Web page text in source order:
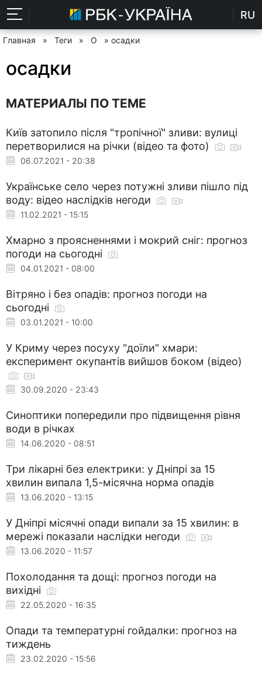
RU
Главная » Теги » О » осадки
осадки
МАТЕРИАЛЫ ПО ТЕМЕ
Київ затопило після "тропічної" зливи: вулиці
перетворилися на річки (відео та фото)
06.07.2021 - 20:38
Українське село через потужні зливи пішло під
воду: відео наслідків негоди
11.02.2021 - 15:15
Хмарно з проясненнями і мокрий сніг: прогноз
погоди на сьогодні
04.01.2021 - 08:00
Вітряно і без опадів: прогноз погоди на
сьогодні
03.01.2021 - 10:00
У Криму через посуху "доїли" хмари:
експеримент окупантів вийшов боком (відео)
30.09.2020 - 23:43
Синоптики попередили про підвищення рівня
води в річках
14.06.2020 - 08:51
Три лікарні без електрики: у Дніпрі за 15
хвилин випала 1,5-місячна норма опадів
13.06.2020 - 13:15
У Дніпрі місячні опади випали за 15 хвилин: в
мережі показали наслідки негоди
13.06.2020 - 11:57
Похолодання та дощі: прогноз погоди на
вихідні
22.05.2020 - 16:35
Опади та температурні гойдалки: прогноз на
тиждень
23.02.2020 - 15:56